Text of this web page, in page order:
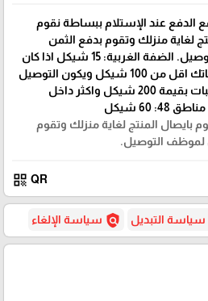
الدفع عند الإستلام ببساطة نقوم
لغاية منزلك وتقوم بدفع الثمن
لموظف التوصيل. الضفة الغربية: 15 شيكل اذا كان
مجموع طلباتك اقل من 100 شيكل ويكون التوصيل
مجاني للطلبات بقيمة 200 شيكل واكثر داخل
بايصال المنتج لغاية منزلك وتقوم
لموظف التوصيل.
QR
qr_code
سياسة التبديل policy سياسة الإلغاء